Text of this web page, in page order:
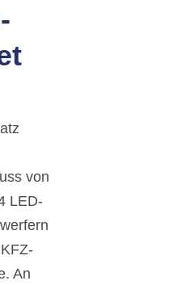
von
LED-
An